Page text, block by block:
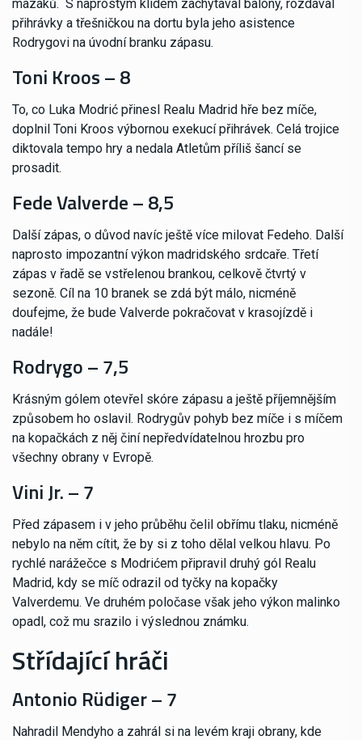
mazáků. S naprostým klidem zachytával balóny, rozdával
přihrávky a třešničkou na dortu byla jeho asistence
Rodrygovi na úvodní branku zápasu.
Toni Kroos – 8
To, co Luka Modrić přinesl Realu Madrid hře bez míče,
doplnil Toni Kroos výbornou exekucí přihrávek. Celá trojice
diktovala tempo hry a nedala Atletům příliš šancí se
prosadit.
Fede Valverde – 8,5
Další zápas, o důvod navíc ještě více milovat Fedeho. Další
naprosto impozantní výkon madridského srdcaře. Třetí
zápas v řadě se vstřelenou brankou, celkově čtvrtý v
sezoně. Cíl na 10 branek se zdá být málo, nicméně
doufejme, že bude Valverde pokračovat v krasojízdě i
nadále!
Rodrygo – 7,5
Krásným gólem otevřel skóre zápasu a ještě příjemnějším
způsobem ho oslavil. Rodrygův pohyb bez míče i s míčem
na kopačkách z něj činí nepředvídatelnou hrozbu pro
všechny obrany v Evropě.
Vini Jr. – 7
Před zápasem i v jeho průběhu čelil obřímu tlaku, nicméně
nebylo na něm cítit, že by si z toho dělal velkou hlavu. Po
rychlé narážečce s Modrićem připravil druhý gól Realu
Madrid, kdy se míč odrazil od tyčky na kopačky
Valverdemu. Ve druhém poločase však jeho výkon malinko
opadl, což mu srazilo i výslednou známku.
Střídající hráči
Antonio Rüdiger – 7
Nahradil Mendyho a zahrál si na levém kraji obrany, kde